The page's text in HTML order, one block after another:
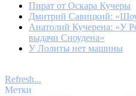
Пират от Оскара Кучеры
Дмитрий Савицкий:
Анатолий Кучерена: «У
выдачи Сноудена»
У Лолиты нет машины
Refresh...
Метки